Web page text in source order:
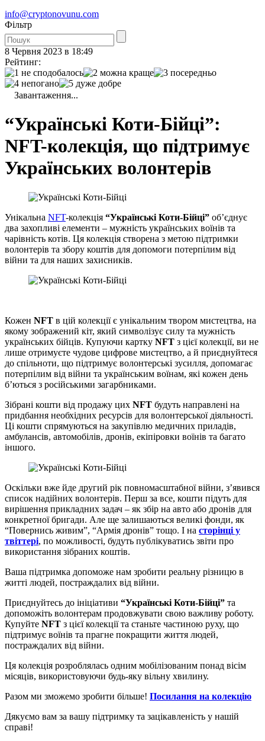
info@cryptonovunu.com
Фiльтр
8 Червня 2023 в 18:49
Рейтинг:
Завантаження...
“Українські Коти-Бійці”:
NFT-колекція, що підтримує
Українських волонтерів
Унікальна NFT-колекція “Українські Коти-Бійці” об’єднує
два захопливі елементи – мужність українських воїнів та
чарівність котів. Ця колекція створена з метою підтримки
волонтерів та збору коштів для допомоги потерпілим від
війни та для наших захисників.
Кожен NFT в цій колекції є унікальним твором мистецтва, на
якому зображений кіт, який символізує силу та мужність
українських бійців. Купуючи картку NFT з цієї колекції, ви не
лише отримуєте чудове цифрове мистецтво, а й приєднуйтеся
до спільноти, що підтримує волонтерські зусилля, допомагає
потерпілим від війни та українським воїнам, які кожен день
б’ються з російськими загарбниками.
Зібрані кошти від продажу цих NFT будуть направлені на
придбання необхідних ресурсів для волонтерської діяльності.
Ці кошти спрямуються на закупівлю медичних приладів,
амбулансів, автомобілів, дронів, екіпіровки воїнів та багато
іншого.
Оскільки вже йде другий рік повномасштабної війни, з’явився
список надійних волонтерів. Перш за все, кошти підуть для
вирішення прикладних задач – як збір на авто або дронів для
конкретної бригади. Але ще залишаються великі фонди, як
“Повернись живим”, “Армія дронів” тощо. І на сторінці у
твіттері, по можливості, будуть публікуватись звіти про
використання зібраних коштів.
Ваша підтримка допоможе нам зробити реальну різницю в
житті людей, постраждалих від війни.
Приєднуйтесь до ініціативи “Українські Коти-Бійці” та
допоможіть волонтерам продовжувати свою важливу роботу.
Купуйте NFT з цієї колекції та станьте частиною руху, що
підтримує воїнів та прагне покращити життя людей,
постраждалих від війни.
Ця колекція розроблялась одним мобілізованим понад вісім
місяців, використовуючи будь-яку вільну хвилину.
Разом ми зможемо зробити більше! Посилання на колекцію
Дякуємо вам за вашу підтримку та зацікавленість у нашій
справі!